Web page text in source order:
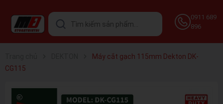
0911 689
896
Máy cắt gạch 115mm Dekton DK-
CG115